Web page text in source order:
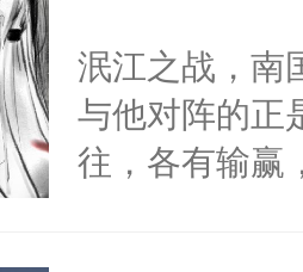
魔尊南北寒被
椅的男人给收
体统！结果装
脖子时，阿米
笑：“对，想
得及吗？（
每天用牛奶
泯江之战，南
与他对阵的正
往，各有输赢